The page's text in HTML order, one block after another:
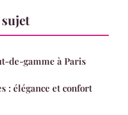
de-gamme à Paris
: élégance et confort